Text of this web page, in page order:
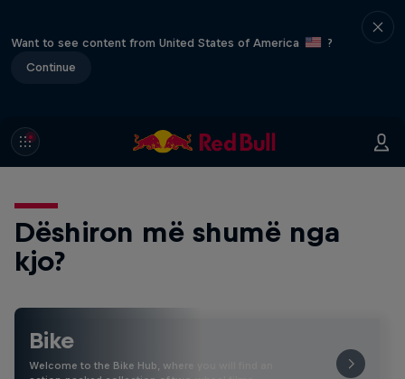
Want to see content from United States of America
?
Continue
Dëshiron më shumë nga
kjo?
Bike
Welcome to the Bike Hub, where you will find an